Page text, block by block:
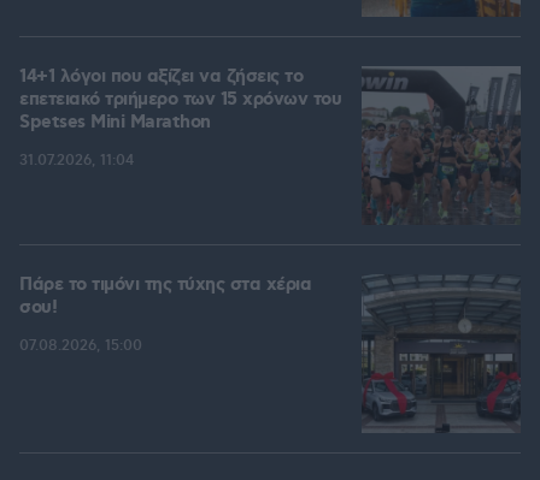
14+1 λόγοι που αξίζει να ζήσεις το
επετειακό τριήμερο των 15 χρόνων του
Spetses Mini Marathon
31.07.2026, 11:04
Πάρε το τιμόνι της τύχης στα χέρια
σου!
07.08.2026, 15:00